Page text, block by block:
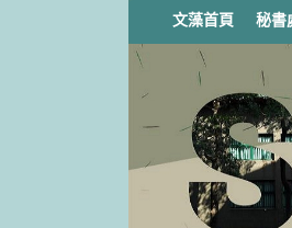
文藻首頁 秘書